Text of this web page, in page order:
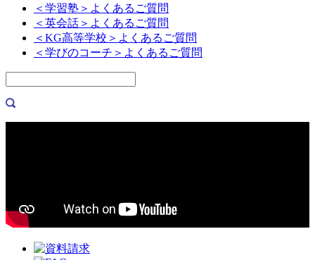
＜学習塾＞よくあるご質問
＜英会話＞よくあるご質問
＜KG高等学校＞よくあるご質問
＜学びのコーチ＞よくあるご質問